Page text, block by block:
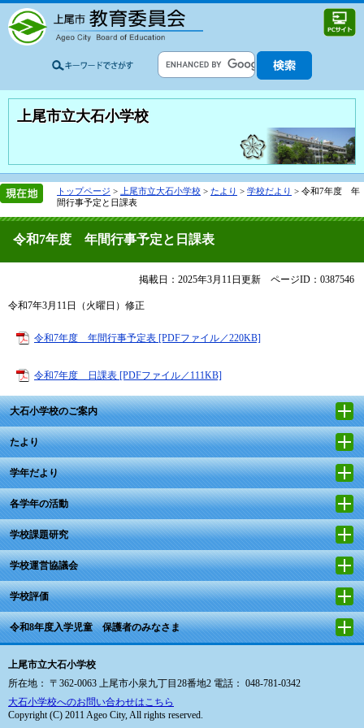
上尾市立大石小学校
トップページ > 上尾市立大石小学校 > たより > 学校だより > 令和7年度 年
間行事予定と日課表
令和7年度 年間行事予定と日課表
掲載日：2025年3月11日更新 ページID：0387546
令和7年3月11日（火曜日）修正
令和7年度 年間行事予定表 [PDFファイル／220KB]
令和7年度 日課表 [PDFファイル／111KB]
大石小学校のご案内
たより
学年だより
各学年の活動
学校課題研究
学校運営協議会
学校評価
令和8年度入学児童 保護者のみなさま
上尾市立大石小学校
所在地： 〒362-0063 上尾市小泉九丁目28番地2 電話： 048-781-0342
大石小学校へのお問い合わせはこちら
Copyright (C) 2011 Ageo City, All rights reserved.